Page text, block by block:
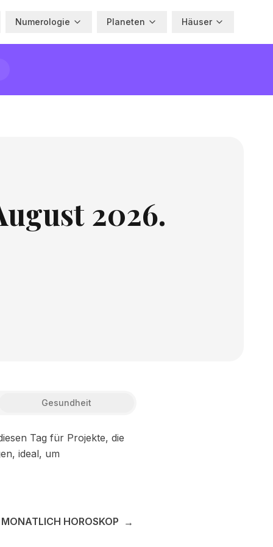
Numerologie Planeten Häuser
2026.
Gesundheit
Tag für Projekte, die
ideal, um
MONATLICH HOROSKOP →